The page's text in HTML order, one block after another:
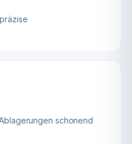
schonend